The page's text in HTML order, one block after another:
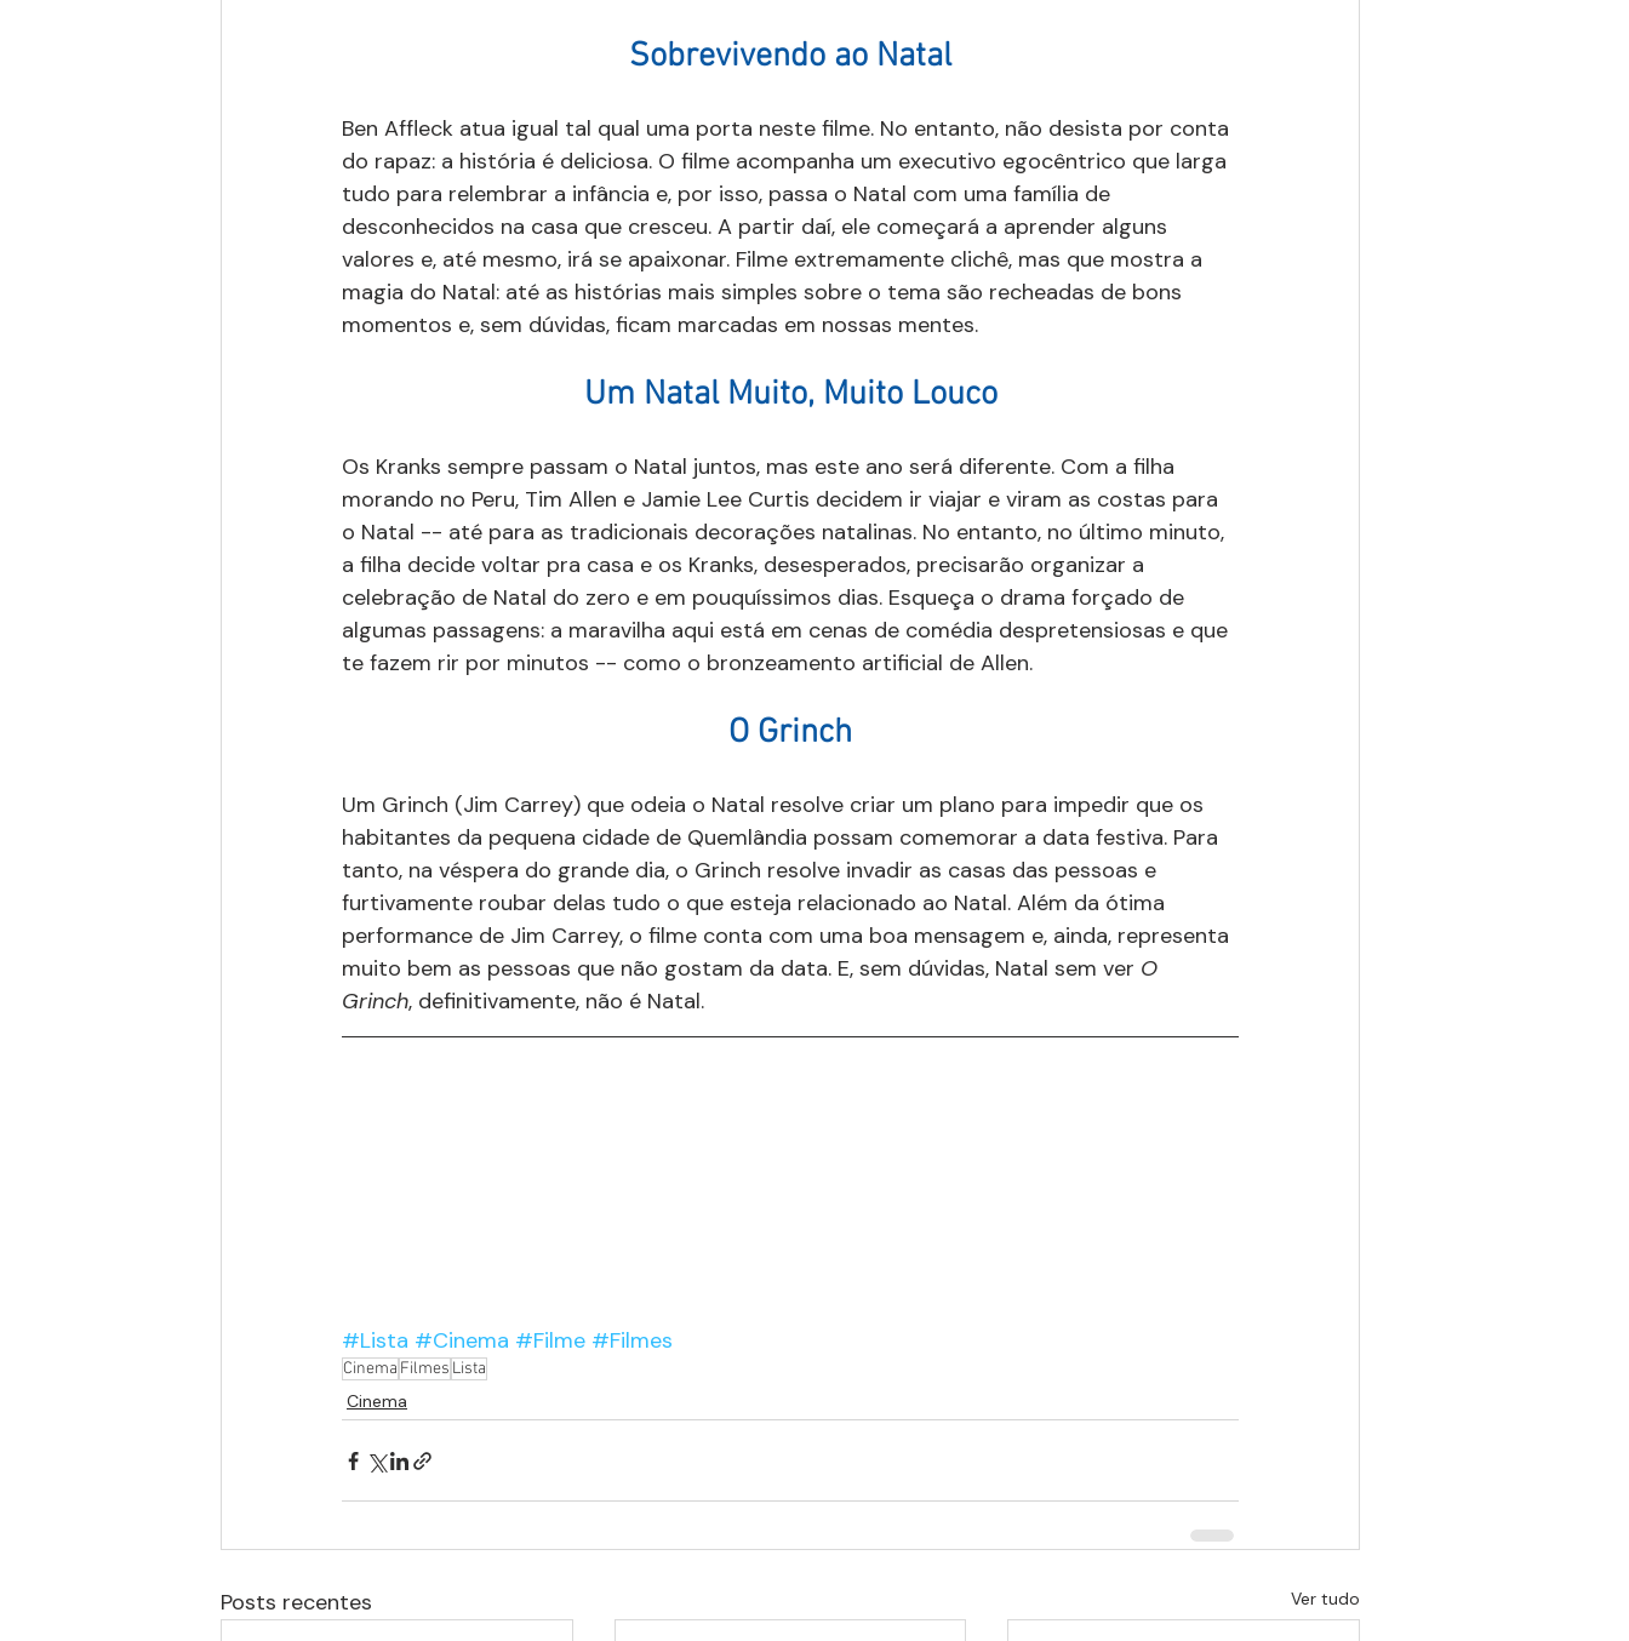
Sobrevivendo ao Natal
Ben Affleck atua igual tal qual uma porta neste filme. No entanto, não desista por conta
do rapaz: a história é deliciosa. O filme acompanha um executivo egocêntrico que larga
tudo para relembrar a infância e, por isso, passa o Natal com uma família de
desconhecidos na casa que cresceu. A partir daí, ele começará a aprender alguns
valores e, até mesmo, irá se apaixonar. Filme extremamente clichê, mas que mostra a
magia do Natal: até as histórias mais simples sobre o tema são recheadas de bons
momentos e, sem dúvidas, ficam marcadas em nossas mentes.
Um Natal Muito, Muito Louco
Os Kranks sempre passam o Natal juntos, mas este ano será diferente. Com a filha
morando no Peru, Tim Allen e Jamie Lee Curtis decidem ir viajar e viram as costas para
o Natal -- até para as tradicionais decorações natalinas. No entanto, no último minuto,
a filha decide voltar pra casa e os Kranks, desesperados, precisarão organizar a
celebração de Natal do zero e em pouquíssimos dias. Esqueça o drama forçado de
algumas passagens: a maravilha aqui está em cenas de comédia despretensiosas e que
te fazem rir por minutos -- como o bronzeamento artificial de Allen.
O Grinch
Um Grinch (Jim Carrey) que odeia o Natal resolve criar um plano para impedir que os
habitantes da pequena cidade de Quemlândia possam comemorar a data festiva. Para
tanto, na véspera do grande dia, o Grinch resolve invadir as casas das pessoas e
furtivamente roubar delas tudo o que esteja relacionado ao Natal. Além da ótima
performance de Jim Carrey, o filme conta com uma boa mensagem e, ainda, representa
muito bem as pessoas que não gostam da data. E, sem dúvidas, Natal sem ver O
Grinch, definitivamente, não é Natal.
#Lista #Cinema #Filme #Filmes
Cinema Filmes Lista
Cinema
Posts recentes Ver tudo